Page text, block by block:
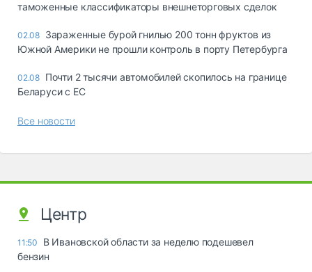
таможенные классификаторы внешнеторговых сделок
02.08 Зараженные бурой гнилью 200 тонн фруктов из
Южной Америки не прошли контроль в порту Петербурга
02.08 Почти 2 тысячи автомобилей скопилось на границе
Беларуси с ЕС
Все новости
Центр
11:50
В Ивановской области за неделю подешевел
бензин